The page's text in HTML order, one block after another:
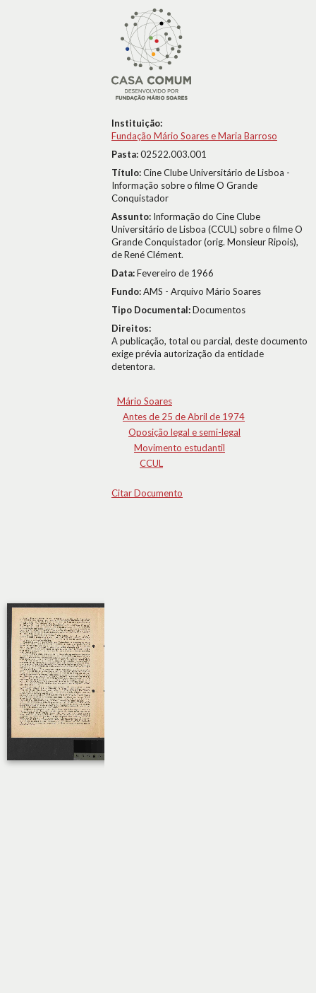
Instituição:
Fundação Mário Soares e Maria Barroso
Pasta:02522.003.001
Título:Cine Clube Universitário de Lisboa -
Informação sobre o filme O Grande
Conquistador
Assunto: Informação do Cine Clube
Universitário de Lisboa (CCUL) sobre o filme O
Grande Conquistador (orig. Monsieur Ripois),
de René Clément.
Data:Fevereiro de 1966
Fundo:AMS - Arquivo Mário Soares
Tipo Documental:Documentos
Direitos:
A publicação, total ou parcial, deste documento
exige prévia autorização da entidade
detentora.
Mário Soares
Antes de 25 de Abril de 1974
Oposição legal e semi-legal
Movimento estudantil
CCUL
Citar Documento